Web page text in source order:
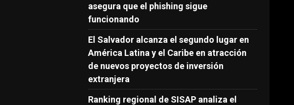
asegura que el phishing sigue
funcionando
El Salvador alcanza el segundo lugar en
América Latina y el Caribe en atracción
de nuevos proyectos de inversión
extranjera
Ranking regional de SISAP analiza el